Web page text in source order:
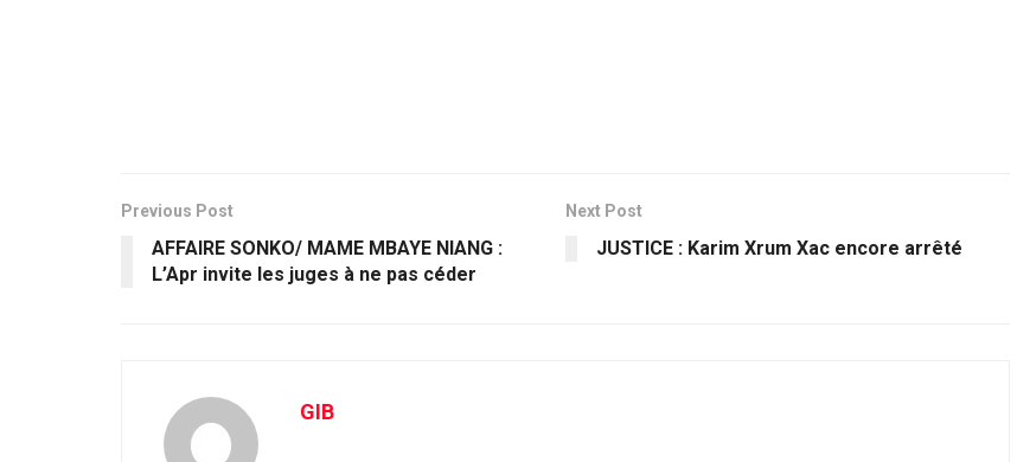
Previous Post
AFFAIRE SONKO/ MAME MBAYE NIANG :
L’Apr invite les juges à ne pas céder
Next Post
JUSTICE : Karim Xrum Xac encore arrêté
GIB